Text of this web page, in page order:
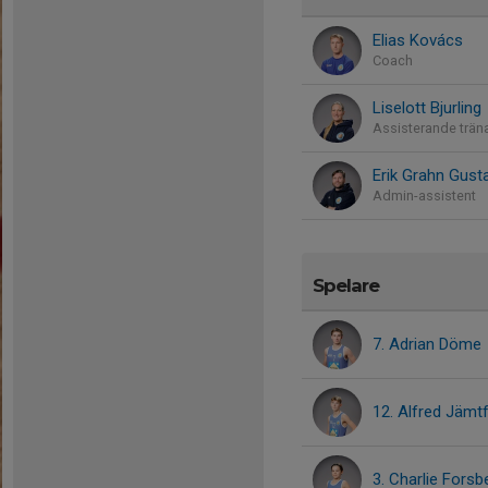
Elias Kovács
Coach
Liselott Bjurling
Assisterande
Erik Grahn
Admin-assistent
Spelare
7. Adrian Döme
12. Alfred
3. Charlie